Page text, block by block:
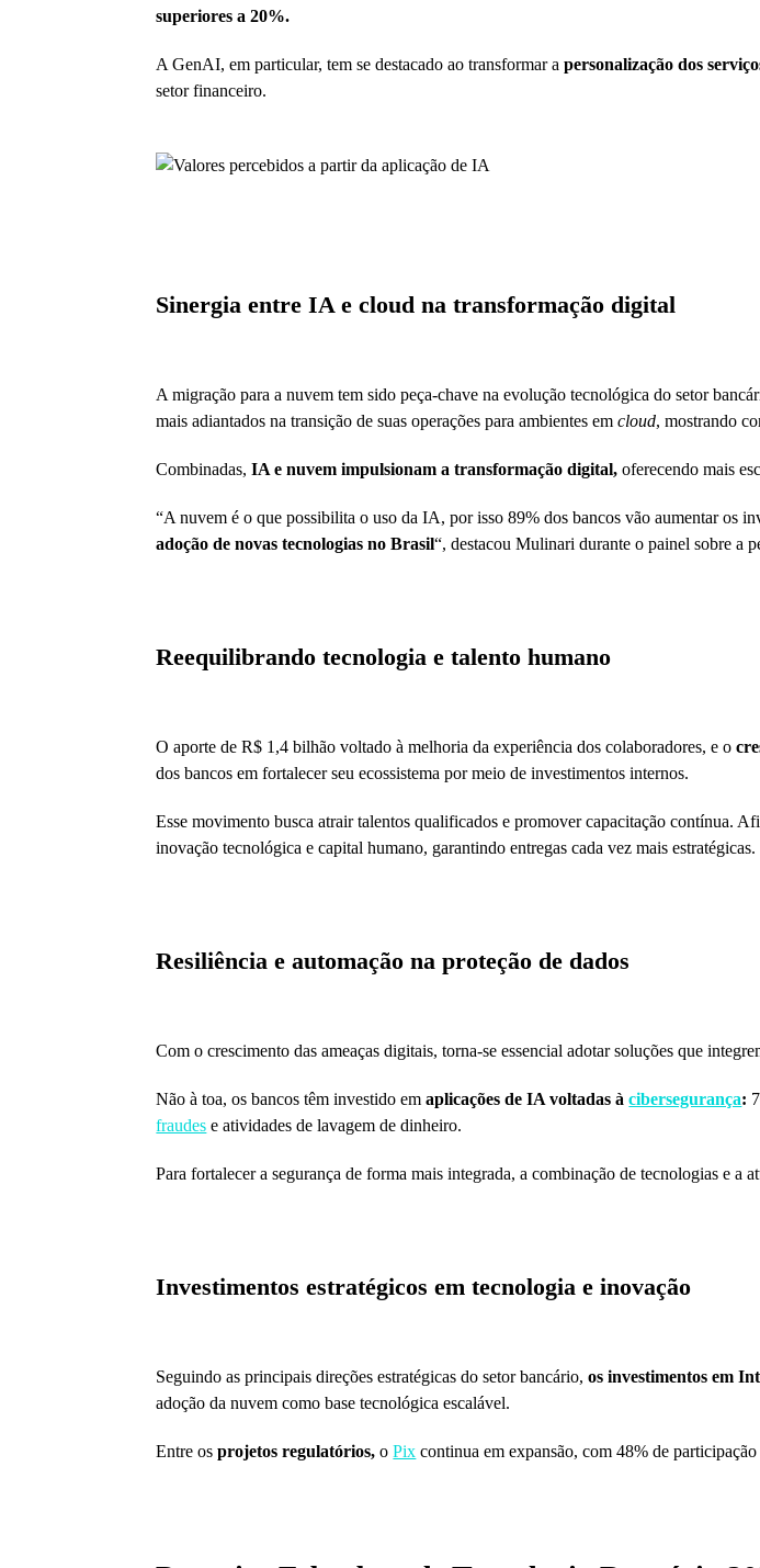
superiores a 20%.
A GenAI, em particular, tem se destacado ao transformar apersonalização dos
setor financeiro.
Sinergia entre IA e cloud na transformação digital
A migração para a nuvem tem sido peça-chave na evolução tecnológica do setor
mais adiantados na transição de suas operações para ambientes emcloud, mostrando
Combinadas,IA e nuvem impulsionam a transformação digital, oferecendo mais
“A nuvem é o que possibilita o uso da IA, por isso 89% dos bancos vão aumentar os
adoção de novas tecnologias no Brasil“, destacou Mulinari durante o painel sobre a
Reequilibrando tecnologia e talento humano
O aporte de R$ 1,4 bilhão voltado à melhoria da experiência dos colaboradores, e o
dos bancos em fortalecer seu ecossistema por meio de investimentos internos.
Esse movimento busca atrair talentos qualificados e promover capacitação contínua.
inovação tecnológica e capital humano, garantindo entregas cada vez mais estratégicas.
Resiliência e automação na proteção de dados
Com o crescimento das ameaças digitais, torna-se essencial adotar soluções que
Não à toa, os bancos têm investido emaplicações de IA voltadas àcibersegurança:
fraudes e atividades de lavagem de dinheiro.
Para fortalecer a segurança de forma mais integrada, a combinação de tecnologias e a
Investimentos estratégicos em tecnologia e inovação
Seguindo as principais direções estratégicas do setor bancário,os investimentos em
adoção da nuvem como base tecnológica escalável.
Entre os projetos regulatórios,oPix continua em expansão, com 48% de